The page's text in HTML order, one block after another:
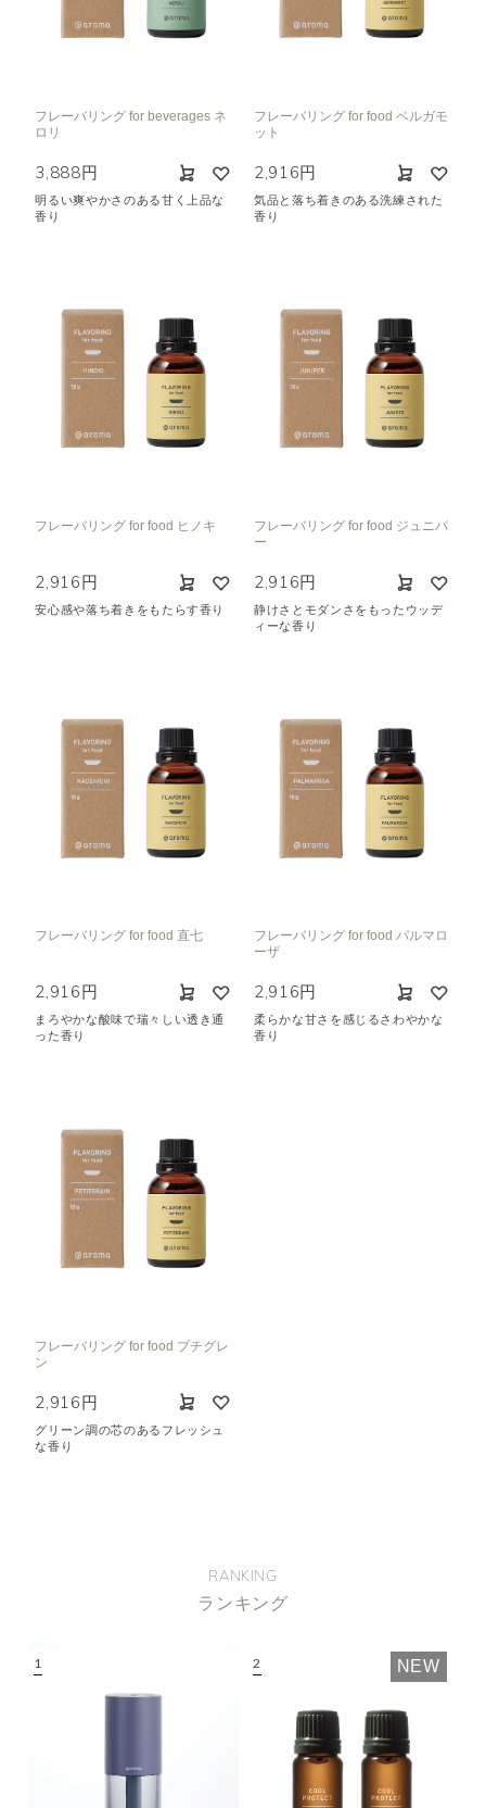
フレーバリング for beverages ネ
ロリ
3,888円
明るい爽やかさのある甘く上品な
香り
フレーバリング for food ベルガモ
ット
2,916円
気品と落ち着きのある洗練された
香り
フレーバリング for food ヒノキ
2,916円
安心感や落ち着きをもたらす香り
フレーバリング for food ジュニパ
ー
2,916円
静けさとモダンさをもったウッデ
ィーな香り
フレーバリング for food 直七
2,916円
まろやかな酸味で瑞々しい透き通
った香り
フレーバリング for food パルマロ
ーザ
2,916円
柔らかな甘さを感じるさわやかな
香り
フレーバリング for food プチグレ
ン
2,916円
グリーン調の芯のあるフレッシュ
な香り
RANKING
ランキング
NEW